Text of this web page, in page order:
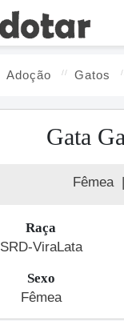
Adoção Gatos
Gata
Fêmea |
Raça
SRD-ViraLata
Sexo
Fêmea